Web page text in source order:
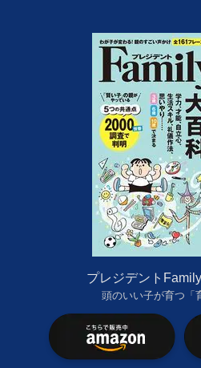
プレジデント
頭のいい子が育つ「